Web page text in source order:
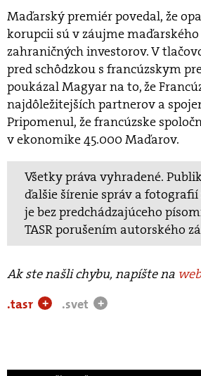
Maďarský premiér povedal, že
korupcii sú v záujme
zahraničných investorov. V
pred schôdzkou s francúzskym
poukázal Magyar na to, že
najdôležitejších partnerov a
Pripomenul, že francúzske
v ekonomike 45.000 Maďarov.
Všetky práva vyhradené.
ďalšie šírenie správ a fotografií
je bez predchádzajúceho
TASR porušením autorského
Ak ste našli chybu, napíšte na
.tasr
+ .svet +